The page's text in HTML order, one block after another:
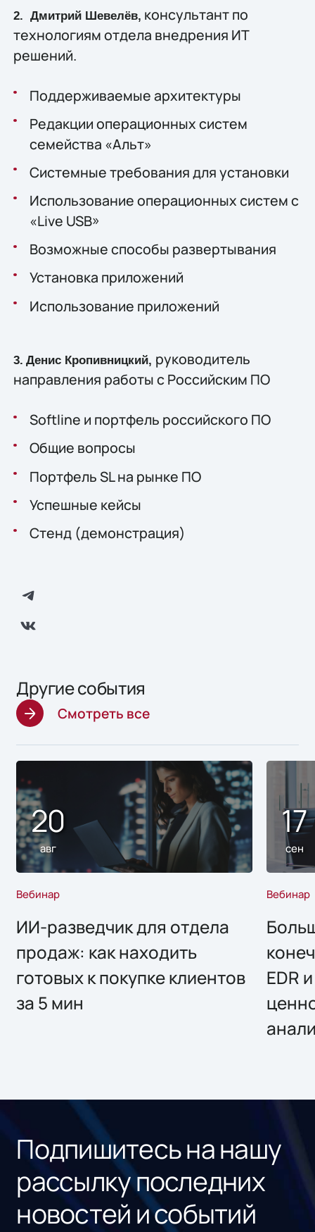
2. Дмитрий Шевелёв, консультант по
технологиям отдела внедрения ИТ
решений.
Поддерживаемые архитектуры
Редакции операционных систем
семейства «Альт»
Системные требования для установки
Использование операционных систем с
«Live USB»
Возможные способы развертывания
Установка приложений
Использование приложений
3. Денис Кропивницкий, руководитель
направления работы с Российским ПО
Softline и портфель российского ПО
Общие вопросы
Портфель SL на рынке ПО
Успешные кейсы
Стенд (демонстрация)
Другие события
Смотреть все
20
авг
Вебинар
ИИ-разведчик для отдела
продаж: как находить
готовых к покупке клиентов
за 5 мин
17
сен
Вебинар
EDR
Подпишитесь на нашу
рассылку последних
новостей и событий